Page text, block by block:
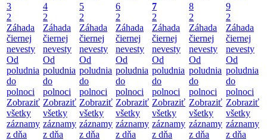
3
2
Záhada
čiernej
nevesty
Od
poludnia
do
polnoci
Zobraziť
všetky
záznamy
z dňa
4
2
Záhada
čiernej
nevesty
Od
poludnia
do
polnoci
Zobraziť
všetky
záznamy
z dňa
5
2
Záhada
čiernej
nevesty
Od
poludnia
do
polnoci
Zobraziť
všetky
záznamy
z dňa
6
2
Záhada
čiernej
nevesty
Od
poludnia
do
polnoci
Zobraziť
všetky
záznamy
z dňa
7
2
Záhada
čiernej
nevesty
Od
poludnia
do
polnoci
Zobraziť
všetky
záznamy
z dňa
8
2
Záhada
čiernej
nevesty
Od
poludnia
do
polnoci
Zobraziť
všetky
záznamy
z dňa
9
2
Záhada
čiernej
nevesty
Od
poludnia
do
polnoci
Zobraziť
všetky
záznamy
z dňa